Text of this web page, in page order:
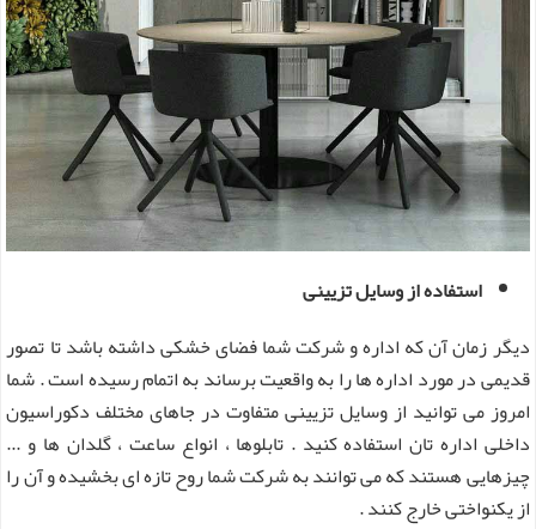
استفاده از وسایل تزیینی
دیگر زمان آن که اداره و شرکت شما فضای خشکی داشته باشد تا تصور
قدیمی در مورد اداره ها را به واقعیت برساند به اتمام رسیده است . شما
امروز می توانید از وسایل تزیینی متفاوت در جاهای مختلف دکوراسیون
داخلی اداره تان استفاده کنید . تابلوها ، انواع ساعت ، گلدان ها و ...
چیزهایی هستند که می توانند به شرکت شما روح تازه ای بخشیده و آن را
از یکنواختی خارج کنند .